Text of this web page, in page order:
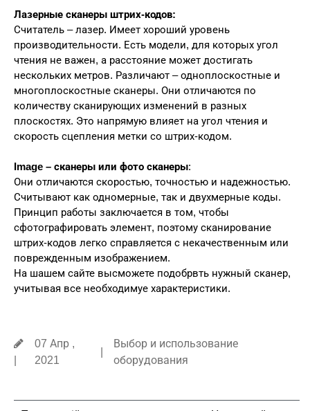
Лазерные сканеры штрих-кодов:
Считатель – лазер. Имеет хороший уровень
производительности. Есть модели, для которых угол
чтения не важен, а расстояние может достигать
нескольких метров. Различают – одноплоскостные и
многоплоскостные сканеры. Они отличаются по
количеству сканирующих изменений в разных
плоскостях. Это напрямую влияет на угол чтения и
скорость сцепления метки со штрих-кодом.
Image – сканеры или фото сканеры:
Они отличаются скоростью, точностью и надежностью.
Считывают как одномерные, так и двухмерные коды.
Принцип работы заключается в том, чтобы
сфотографировать элемент, поэтому сканирование
штрих-кодов легко справляется с некачественным или
поврежденным изображением.
На шашем сайте высможете подобрвть нужный сканер,
учитывая все необходимуе характеристики.
07 Апр ,
2021
Выбор и использование
оборудования